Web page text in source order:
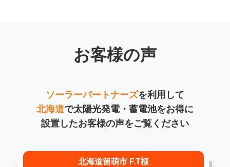
お客様の声
ソーラーパートナーズを利用して
北海道で太陽光発電・蓄電池をお得に
設置したお客様の声をご覧ください
北海道留萌市 F.T様